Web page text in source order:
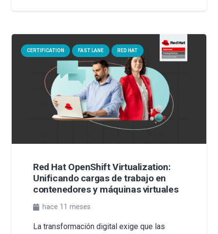
CERTIFICATION FAST LANE RED HAT
Red Hat OpenShift Virtualization:
Unificando cargas de trabajo en
contenedores y máquinas virtuales
hace 11 meses
La transformación digital exige que las